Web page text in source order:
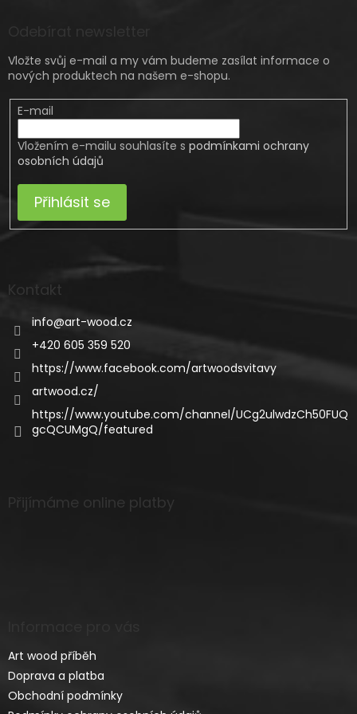
Vložte svůj e-mail a my vám budeme zasílat informace o
nových produktech na našem e-shopu.
E-mail
Vložením e-mailu souhlasíte s podmínkami ochrany
osobních údajů
Přihlásit se
Kontakt
info@art-wood.cz
+420 605 359 520
https://www.facebook.com/artwoodsvitavy
artwood.cz/
https://www.youtube.com/channel/UCg2ulwdzCh50FUQ
gcQCUMgQ/featured
Přijímáme online platby
Art wood příběh
Doprava a platba
Obchodní podmínky